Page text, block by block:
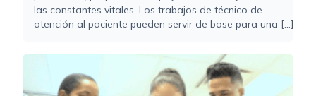
las constantes vitales. Los trabajos de técnico de
atención al paciente pueden servir de base para una [...]